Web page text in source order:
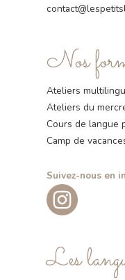
Nos
Ateliers
Ateliers du
Cours de langue
Camp de
Suivez-nous en
Les